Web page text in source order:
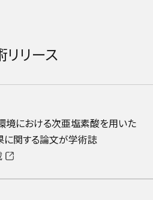
リリース
境における次亜塩素酸を用いた
に関する論文が学術誌